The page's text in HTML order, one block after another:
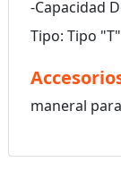
-Capacidad
Tipo: Tipo "T"
maneral